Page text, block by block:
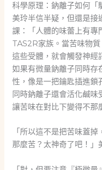
科學原理：鈉離子如何「
美玲半信半疑，但還是接
課：「人體的味蕾上有專
TAS2R家族。當苦味物
這些受體，就會觸發神經
如果有微量鈉離子同時存
性，像是一把鑰匙插進鎖
同時鈉離子還會活化鹹味
讓苦味在對比下變得不那
「所以這不是把苦味蓋
那麼苦？太神奇了吧！」